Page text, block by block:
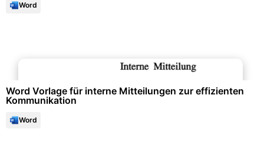
Word
Word Vorlage für interne Mitteilungen zur effizienten
Kommunikation
Word